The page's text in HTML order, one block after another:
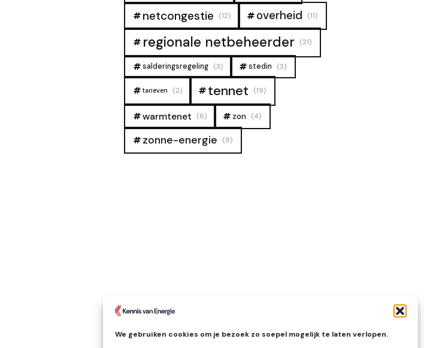
We gebruiken cookies om je bezoek zo soepel mogelijk te laten verlopen.
netcongestie (12) overheid (11)
regionale netbeheerder (21)
salderingsregeling (3) stedin (3)
tarieven (2) tennet (19)
warmtenet (6) zon (4)
zonne-energie (9)